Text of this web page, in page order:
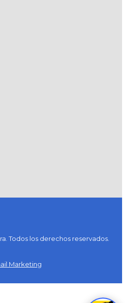
Todos los derechos reservados.
Marketing